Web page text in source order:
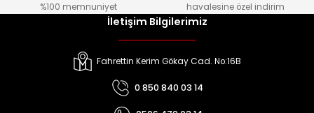
%100 memnuniyet
havalesine özel indirim
İletişim Bilgilerimiz
Fahrettin Kerim Gökay Cad. No:16B
0 850 840 03 14